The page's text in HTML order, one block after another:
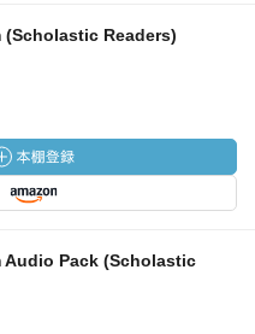
Readers)
Audio Pack (Scholastic